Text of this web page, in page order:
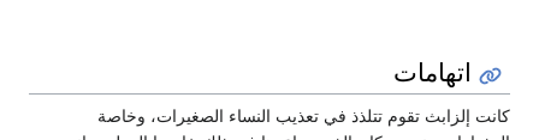
اتهامات
كانت إلزابث تقوم تتلذذ في تعذيب النساء الصغيرات، وخاصة